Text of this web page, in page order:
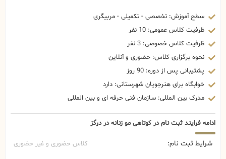
سطح آموزش: تخصصی - تکمیلی - مربیگری
ظرفیت کلاس عمومی: 10 نفر
ظرفیت کلاس خصوصی: 3 نفر
نحوه برگزاری کلاس: حضوری و آنلاین
پشتیبانی پس از دوره: 90 روز
خوابگاه برای هنرجویان شهرستانی: دارد
مدرک بین المللی: سازمان فنی حرفه ای و بین المللی
ادامه فرایند ثبت نام در کوتاهی مو زنانه در درگز
شرایط ثبت نام: کلاس حضوری و غیر حضوری